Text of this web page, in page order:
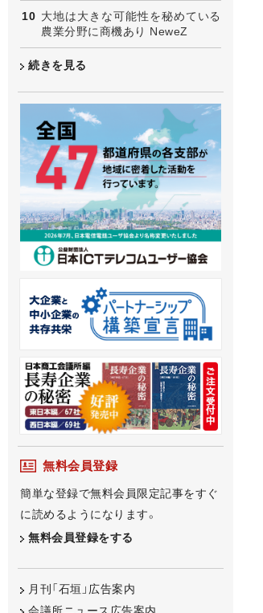
大地は大きな可能性を秘めている
農業分野に商機あり NeweZ
続きを見る
無料会員登録
簡単な登録で無料会員限定記事をすぐ
に読めるようになります。
無料会員登録をする
月刊「石垣」広告案内